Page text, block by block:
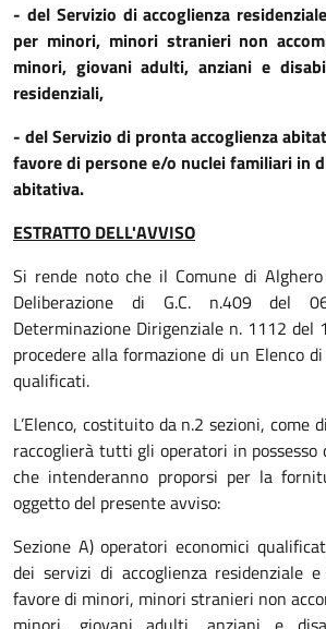
- del Servizio di accoglienza
per minori, minori stranieri non
minori, giovani adulti, anziani e
residenziali,
- del Servizio di pronta accoglienza
favore di persone e/o nuclei familiari in
abitativa.
ESTRATTO DELL'AVVISO
Si rende noto che il Comune di
Deliberazione di G.C. n.409 del
Determinazione Dirigenziale n. 1112
procedere alla formazione di un Elenco
qualificati.
L’Elenco, costituito da n.2 sezioni, come
raccoglierà tutti gli operatori in
che intenderanno proporsi per la
oggetto del presente avviso:
Sezione A) operatori economici
dei servizi di accoglienza residenziale
favore di minori, minori stranieri non